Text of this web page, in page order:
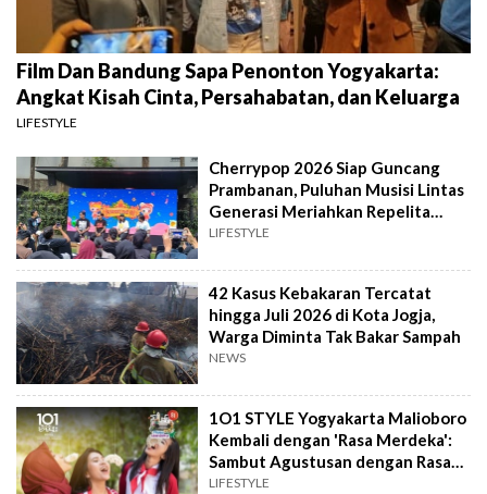
Film Dan Bandung Sapa Penonton Yogyakarta:
Angkat Kisah Cinta, Persahabatan, dan Keluarga
LIFESTYLE
Cherrypop 2026 Siap Guncang
Prambanan, Puluhan Musisi Lintas
Generasi Meriahkan Repelita
Musik
LIFESTYLE
42 Kasus Kebakaran Tercatat
hingga Juli 2026 di Kota Jogja,
Warga Diminta Tak Bakar Sampah
NEWS
1O1 STYLE Yogyakarta Malioboro
Kembali dengan 'Rasa Merdeka':
Sambut Agustusan dengan Rasa
dan Tawa
LIFESTYLE